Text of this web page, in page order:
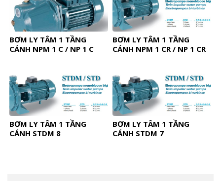
BƠM LY TÂM 1 TẦNG
CÁNH NPM 1 C / NP 1 C
BƠM LY TÂM 1 TẦNG
CÁNH NPM 1 CR / NP 1 CR
BƠM LY TÂM 1 TẦNG
CÁNH STDM 8
BƠM LY TÂM 1 TẦNG
CÁNH STDM 7